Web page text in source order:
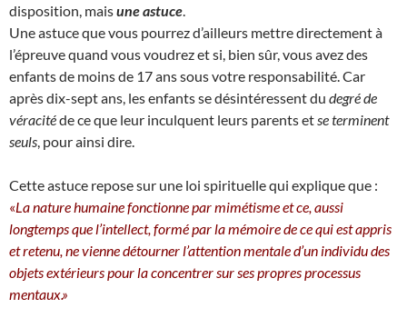
disposition, maisune astuce
Une astuce que vous pourrez d’ailleurs mettre directement à
l’épreuve quand vous voudrez et si, bien sûr, vous avez des
enfants de moins de 17 ans sous votre responsabilité. Car
après dix-sept ans, les enfants se désintéressent du degré de
véracitéde ce que leur inculquent leurs parents et se terminent
seuls , pour ainsi dire.
Cette astuce repose sur une loi spirituelle qui explique que :
«La nature humaine fonctionne par mimétisme et ce, aussi
longtemps que l’intellect, formé par la mémoire de ce qui est appris
et retenu, ne vienne détourner l’attention mentale d’un individu des
objets extérieurs pour la concentrer sur ses propres processus
mentaux.»